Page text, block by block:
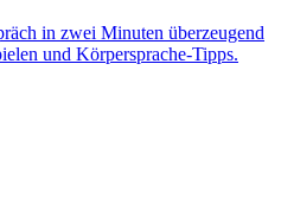
in zwei Minuten überzeugend
und Körpersprache-Tipps.